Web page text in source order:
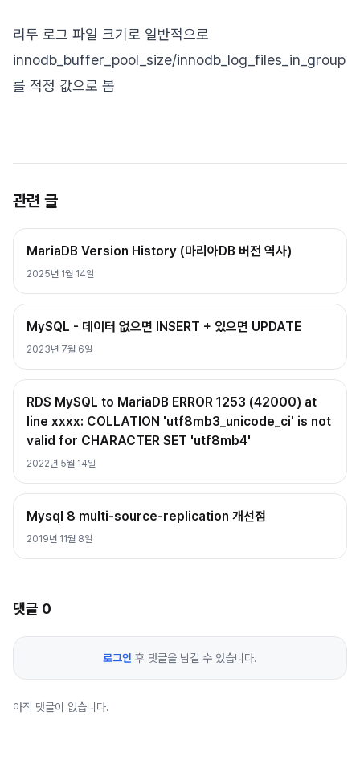
리두 로그 파일 크기로 일반적으로
innodb_buffer_pool_size/innodb_log_files_in_group
를 적정 값으로 봄
관련 글
MariaDB Version History (마리아DB 버전 역사)
2025년 1월 14일
MySQL - 데이터 없으면 INSERT + 있으면 UPDATE
2023년 7월 6일
RDS MySQL to MariaDB ERROR 1253 (42000) at
line xxxx: COLLATION 'utf8mb3_unicode_ci' is not
valid for CHARACTER SET 'utf8mb4'
2022년 5월 14일
Mysql 8 multi-source-replication 개선점
2019년 11월 8일
댓글 0
로그인 후 댓글을 남길 수 있습니다.
아직 댓글이 없습니다.